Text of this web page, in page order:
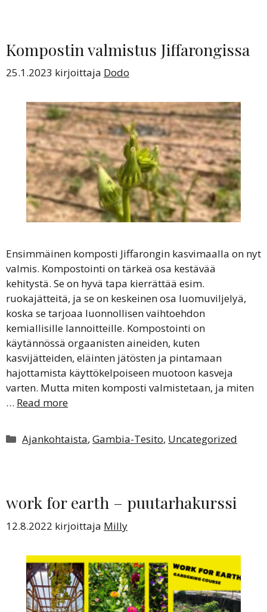
Kompostin valmistus Jiffarongissa
25.1.2023 kirjoittaja Dodo
Ensimmäinen komposti Jiffarongin kasvimaalla on nyt
valmis. Kompostointi on tärkeä osa kestävää
kehitystä. Se on hyvä tapa kierrättää esim.
ruokajätteitä, ja se on keskeinen osa luomuviljelyä,
koska se tarjoaa luonnollisen vaihtoehdon
kemiallisille lannoitteille. Kompostointi on
käytännössä orgaanisten aineiden, kuten
kasvijätteiden, eläinten jätösten ja pintamaan
hajottamista käyttökelpoiseen muotoon kasveja
varten. Mutta miten komposti valmistetaan, ja miten
… Read more
Kategoriat
Ajankohtaista,Gambia-Tesito, Uncategorized
work for earth – puutarhakurssi
12.8.2022 kirjoittaja Milly